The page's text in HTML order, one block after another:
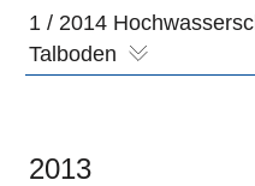
1 / 2014
Talboden
2013